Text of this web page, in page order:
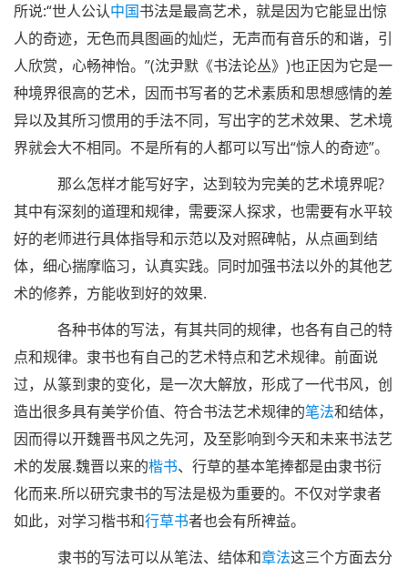
所说:“世人公认中国书法是最高艺术，就是因为它能显出惊
人的奇迹，无色而具图画的灿烂，无声而有音乐的和谐，引
人欣赏，心畅神怡。”(沈尹默《书法论丛》)也正因为它是一
种境界很高的艺术，因而书写者的艺术素质和思想感情的差
异以及其所习惯用的手法不同，写出字的艺术效果、艺术境
界就会大不相同。不是所有的人都可以写出“惊人的奇迹”。
那么怎样才能写好字，达到较为完美的艺术境界呢?
其中有深刻的道理和规律，需要深人探求，也需要有水平较
好的老师进行具体指导和示范以及对照碑帖，从点画到结
体，细心揣摩临习，认真实践。同时加强书法以外的其他艺
术的修养，方能收到好的效果.
各种书体的写法，有其共同的规律，也各有自己的特
点和规律。隶书也有自己的艺术特点和艺术规律。前面说
过，从篆到隶的变化，是一次大解放，形成了一代书风，创
造出很多具有美学价值、符合书法艺术规律的笔法和结体，
因而得以开魏晋书风之先河，及至影响到今天和未来书法艺
术的发展.魏晋以来的楷书、行草的基本笔捧都是由隶书衍
化而来.所以研究隶书的写法是极为重要的。不仅对学隶者
如此，对学习楷书和行草书者也会有所裨益。
隶书的写法可以从笔法、结体和章法这三个方面去分